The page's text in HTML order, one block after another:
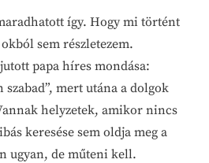
így. Hogy mi történt
sem részletezem.
papa híres mondása:
szabad”, mert utána a dolgok
helyzetek, amikor nincs
keresése sem oldja meg a
ugyan, de műteni kell.